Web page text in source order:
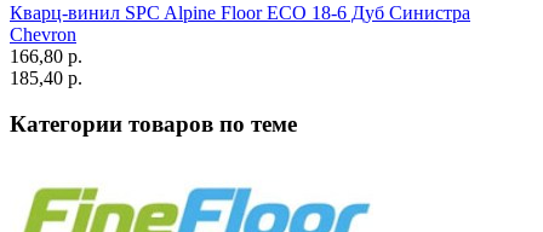
Кварц-винил SPC Alpine Floor ECO 18-6 Дуб Синистра
Chevron
166,80 p.
185,40 p.
Категории товаров по теме